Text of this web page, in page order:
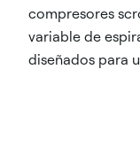
compresores
variable de
diseñados para